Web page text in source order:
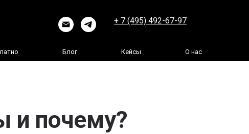
+ 7 (495) 492-67-97
Блог Кейсы О нас
и почему?